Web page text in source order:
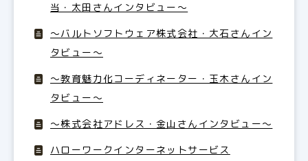
当・太田さんインタビュー〜
〜バルトソフトウェア株式会社・大石さんイン
タビュー〜
〜教育魅力化コーディネーター・玉木さんイン
タビュー〜
〜株式会社アドレス・金山さんインタビュー〜
ハローワークインターネットサービス